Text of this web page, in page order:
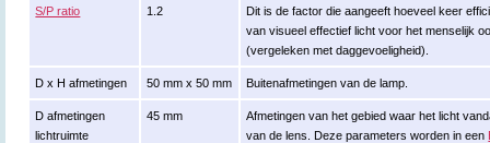
S/P ratio 1.2
Dit is de factor die aangeeft hoeveel keer
van visueel effectief licht voor het menselijk
(vergeleken met daggevoeligheid).
D x H afmetingen 50 mm x 50 mm Buitenafmetingen van de lamp.
D afmetingen
lichtruimte
45 mm
Afmetingen van het gebied waar het licht
van de lens. Deze parameters worden in een